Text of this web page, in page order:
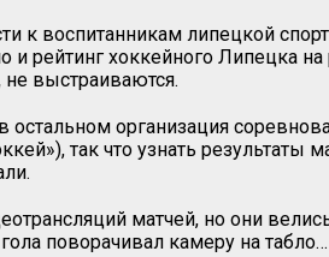
к воспитанникам липецкой
рейтинг хоккейного Липецка на
выстраиваются.
организация
так что узнать
матчей, но они
поворачивал камеру на табло…